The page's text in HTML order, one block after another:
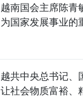
社会
文化
越南国会主席陈青
为国家发展事业的
越共中央总书记、
让社会物质富裕、